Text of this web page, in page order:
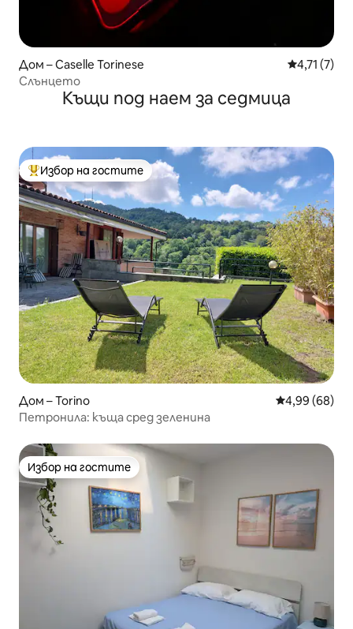
Дом – Caselle Torinese Средна
4,71 (7)
Слънцето
Къщи под наем за седмица
Най-популярен избор на гостите
Избор на гостите
Дом – Torino Средна
4,99 (68)
Петронила: къща сред зеленина
Избор на гостите
Избор на гостите